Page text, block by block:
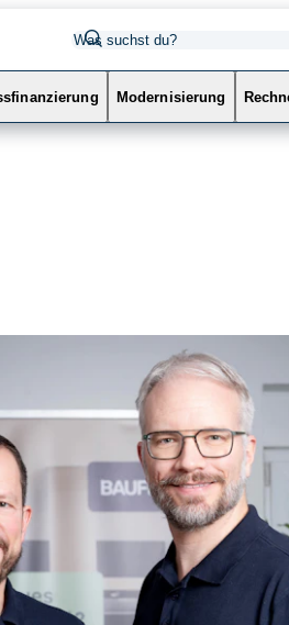
Modernisierung